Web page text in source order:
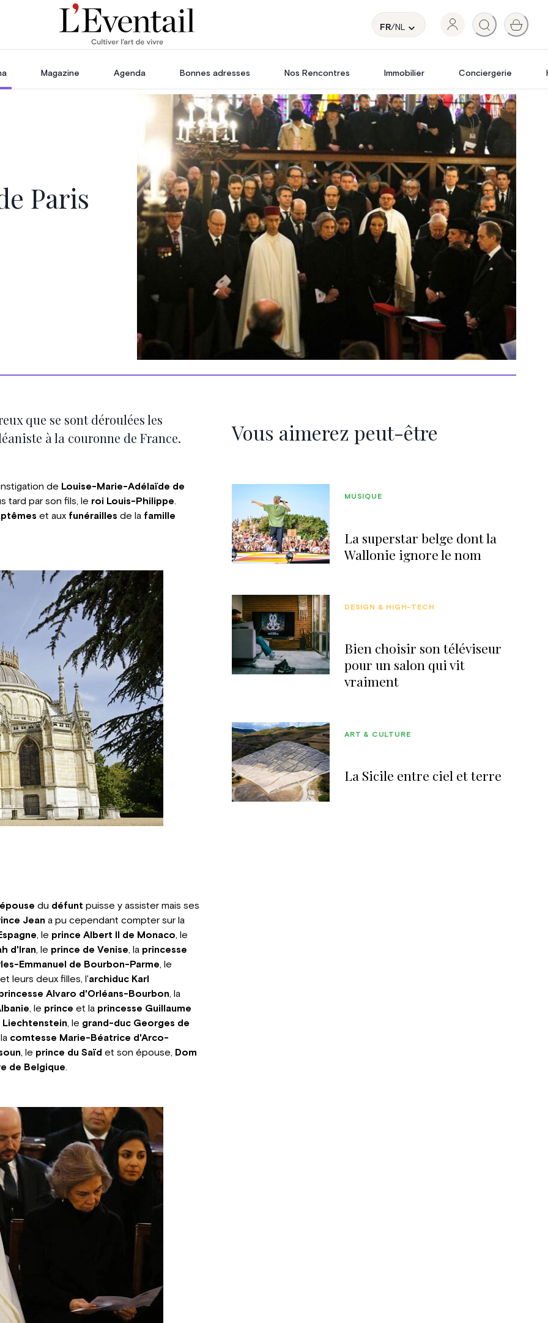
FR/NL
Voyage, Évasion & Escapade
Magazine Agenda Bonnes adresses Nos Rencontres Immobilier Conciergerie
Paris
que se sont déroulées les
à la couronne de France.
de Louise-Marie-Adélaïde de
tard par son fils, le roi Louis-Philippe.
et aux funérailles de la famille
du défunt puisse y assister mais ses
Jean a pu cependant compter sur la
, le prince Albert II de Monaco, le
d'Iran, le prince de Venise, laprincesse
Emmanuel de Bourbon-Parme, le
leurs deux filles, l'archiduc Karl
Alvaro d'Orléans-Bourbon, la
, le prince et laprincesse Guillaume
Liechtenstein, le grand-duc Georges de
comtesse Marie-Béatrice d'Arco-
, le prince du Saïd et son épouse, Dom
de Belgique.
Vous aimerez peut-être
La superstar belge dont la
Wallonie ignore le nom
MUSIQUE
Bien choisir son téléviseur
pour un salon qui vit
vraiment
DESIGN & HIGH-TECH
La Sicile entre ciel et terre
ART & CULTURE